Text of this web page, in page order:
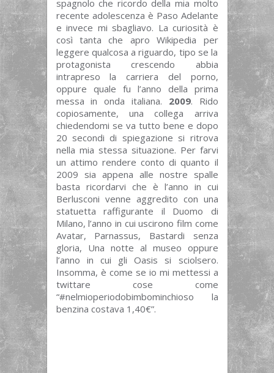
spagnolo che ricordo della mia molto
recente adolescenza è Paso Adelante
e invece mi sbagliavo. La curiosità è
così tanta che apro Wikipedia per
leggere qualcosa a riguardo, tipo se la
protagonista crescendo abbia
intrapreso la carriera del porno,
oppure quale fu l’anno della prima
messa in onda italiana. 2009. Rido
copiosamente, una collega arriva
chiedendomi se va tutto bene e dopo
20 secondi di spiegazione si ritrova
nella mia stessa situazione. Per farvi
un attimo rendere conto di quanto il
2009 sia appena alle nostre spalle
basta ricordarvi che è l’anno in cui
Berlusconi venne aggredito con una
statuetta raffigurante il Duomo di
Milano, l’anno in cui uscirono film come
Avatar, Parnassus, Bastardi senza
gloria, Una notte al museo oppure
l’anno in cui gli Oasis si sciolsero.
Insomma, è come se io mi mettessi a
twittare cose come
“#nelmioperiodobimbominchioso la
benzina costava 1,40€”.